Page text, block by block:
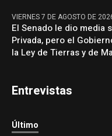
VIERNES 7 DE AGOSTO DE
El Senado le dio media
Privada, pero el
la Ley de Tierras y de
Entrevistas
Último